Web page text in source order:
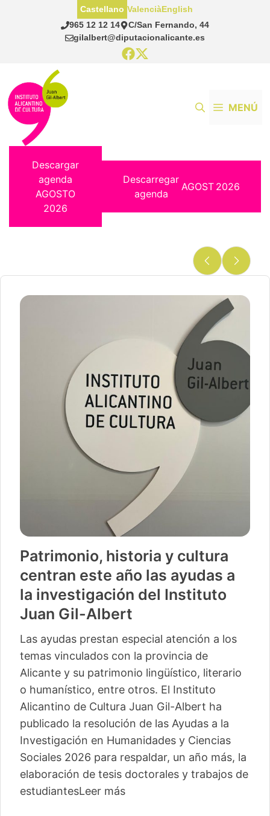
965 12 12 14
C/San Fernando, 44
gilalbert@diputacionalicante.es
Castellano ValenciàEnglish
MENÚ
Descargar
agenda
AGOSTO
2026
Descarregar
agenda
AGOST 2026
Patrimonio, historia y cultura
centran este año las ayudas a
la investigación del Instituto
Juan Gil-Albert
Las ayudas prestan especial atención a los
temas vinculados con la provincia de
Alicante y su patrimonio lingüístico, literario
o humanístico, entre otros. El Instituto
Alicantino de Cultura Juan Gil-Albert ha
publicado la resolución de las Ayudas a la
Investigación en Humanidades y Ciencias
Sociales 2026 para respaldar, un año más, la
elaboración de tesis doctorales y trabajos de
estudiantesLeer más